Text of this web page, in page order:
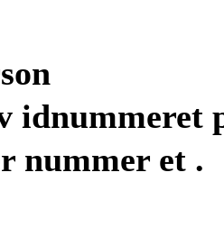
idnummeret
nummer et .